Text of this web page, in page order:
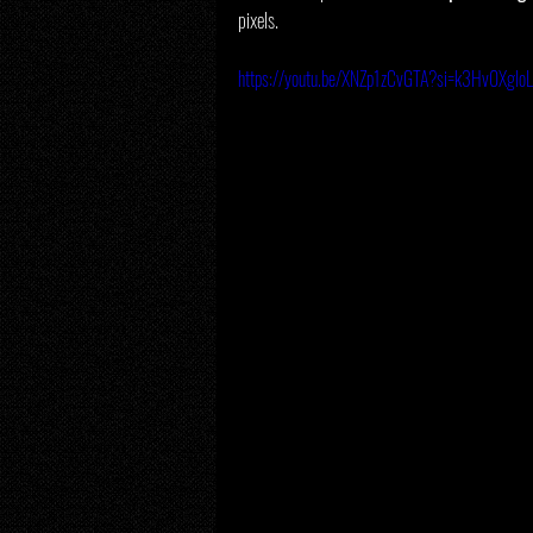
pixels.
https://youtu.be/